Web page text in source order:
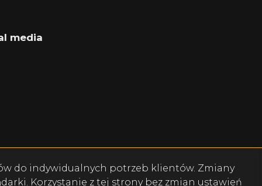
media
do indywidualnych potrzeb klientów. Zmiany
Korzystanie z tej strony bez zmian ustawień